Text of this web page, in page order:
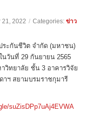
21, 2022 / Categories: ข่าว
ระกันชีวิต จำกัด (มหาชน)
นวันที่ 29 กันยายน 2565
วิทยาลัย ชั้น 3 อาคารวิจัย
าฯ สยามบรมราชกุมารี
suZisDPp7uAj4EVWA